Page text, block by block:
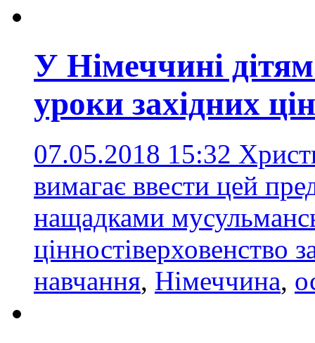
У Німеччині
уроки західних
07.05.2018 15:32
вимагає ввести цей
нащадками
цінностіверховенство
навчання, Німеччина,